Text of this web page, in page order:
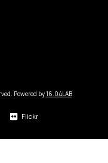
Powered by16.04LAB
Flickr